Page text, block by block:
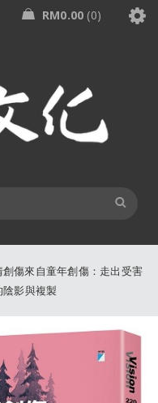
RM0.00 0
創傷來自童年創傷：走出受害
影與複製